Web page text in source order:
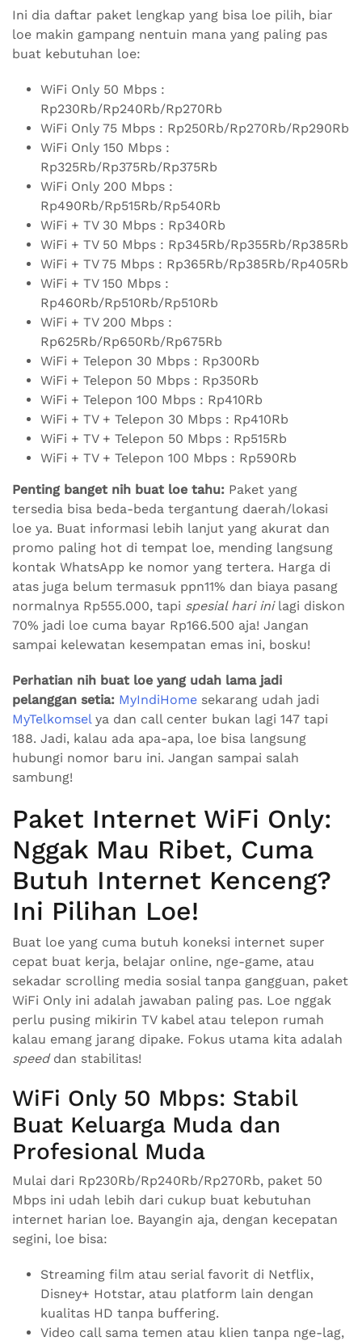
Ini dia daftar paket lengkap yang bisa loe pilih, biar
loe makin gampang nentuin mana yang paling pas
buat kebutuhan loe:
WiFi Only 50 Mbps :
Rp230Rb/Rp240Rb/Rp270Rb
WiFi Only 75 Mbps : Rp250Rb/Rp270Rb/Rp290Rb
WiFi Only 150 Mbps :
Rp325Rb/Rp375Rb/Rp375Rb
WiFi Only 200 Mbps :
Rp490Rb/Rp515Rb/Rp540Rb
WiFi + TV 30 Mbps : Rp340Rb
WiFi + TV 50 Mbps : Rp345Rb/Rp355Rb/Rp385Rb
WiFi + TV 75 Mbps : Rp365Rb/Rp385Rb/Rp405Rb
WiFi + TV 150 Mbps :
Rp460Rb/Rp510Rb/Rp510Rb
WiFi + TV 200 Mbps :
Rp625Rb/Rp650Rb/Rp675Rb
WiFi + Telepon 30 Mbps : Rp300Rb
WiFi + Telepon 50 Mbps : Rp350Rb
WiFi + Telepon 100 Mbps : Rp410Rb
WiFi + TV + Telepon 30 Mbps : Rp410Rb
WiFi + TV + Telepon 50 Mbps : Rp515Rb
WiFi + TV + Telepon 100 Mbps : Rp590Rb
Penting banget nih buat loe tahu: Paket yang
tersedia bisa beda-beda tergantung daerah/lokasi
loe ya. Buat informasi lebih lanjut yang akurat dan
promo paling hot di tempat loe, mending langsung
kontak WhatsApp ke nomor yang tertera. Harga di
atas juga belum termasuk ppn11% dan biaya pasang
normalnya Rp555.000, tapi spesial hari inilagi diskon
70% jadi loe cuma bayar Rp166.500 aja! Jangan
sampai kelewatan kesempatan emas ini, bosku!
Perhatian nih buat loe yang udah lama jadi
pelanggan setia: MyIndiHome sekarang udah jadi
MyTelkomselya dan call center bukan lagi 147 tapi
188. Jadi, kalau ada apa-apa, loe bisa langsung
hubungi nomor baru ini. Jangan sampai salah
sambung!
Paket Internet WiFi Only:
Nggak Mau Ribet, Cuma
Butuh Internet Kenceng?
Ini Pilihan Loe!
Buat loe yang cuma butuh koneksi internet super
cepat buat kerja, belajar online, nge-game, atau
sekadar scrolling media sosial tanpa gangguan, paket
WiFi Only ini adalah jawaban paling pas. Loe nggak
perlu pusing mikirin TV kabel atau telepon rumah
kalau emang jarang dipake. Fokus utama kita adalah
speeddan stabilitas!
WiFi Only 50 Mbps: Stabil
Buat Keluarga Muda dan
Profesional Muda
Mulai dari Rp230Rb/Rp240Rb/Rp270Rb, paket 50
Mbps ini udah lebih dari cukup buat kebutuhan
internet harian loe. Bayangin aja, dengan kecepatan
segini, loe bisa:
Streaming film atau serial favorit di Netflix,
Disney+ Hotstar, atau platform lain dengan
kualitas HD tanpa buffering.
Video call sama temen atau klien tanpa nge-lag,